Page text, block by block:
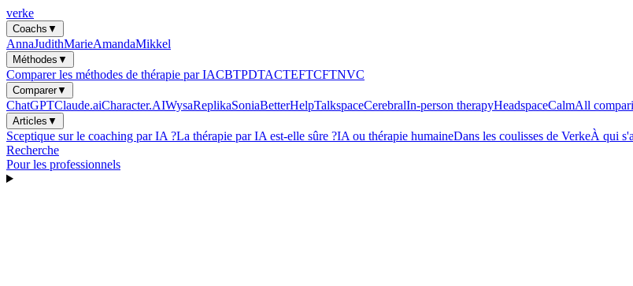
verke
Coachs ▼
AnnaJudithMarieAmandaMikkel
Méthodes ▼
Comparer les méthodes de thérapie par IACBTPDTACTEFTCFTNVC
Comparer▼
ChatGPTClaude.aiCharacter.AIWysaReplikaSoniaBetterHelpTalkspaceCerebralIn-person therapyHeadspaceCalmAll
Articles ▼
Sceptique sur le coaching par IA ?La thérapie par IA est-elle sûre ?IA ou thérapie humaineDans les coulisses de VerkeÀ qui
Recherche
Pour les professionnels